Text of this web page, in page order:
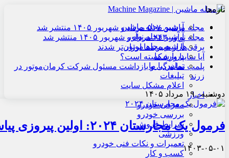
آرشیو مجله ماشین
آرشیو مجله نوآور
آرشیو مجله موتور
درباره ما
تماس با ما
تبلیغات
اعلام مشکل سایت
اخبار
معرفی خودرو
بررسی خودرو
شرایط فروش
ورزشی
تعمیرات و نکات فنی خودرو
کسب و کار
تازه‌ها
مجله ماشین ۵۱۷ مرداد و شهریور ۱۴۰۵ منتشر شد
مجله نوآور ۲۴۳ مرداد و شهریور ۱۴۰۵ منتشر شد
برقی‌ها از هیبریدها ارزان‌تر شدند
آیا سایپا ورشکسته است؟
پلمب نمایندگی و بازداشت مسئول شرکت کرمان‌موتور در
زرند
دوشنبه , ۱۹ مرداد ۱۴۰۵
فرمول یک مجارستان ۲۰۲۴: اولین پیروزی پیاستری
۱۴۰۳-۰۵-۰۱